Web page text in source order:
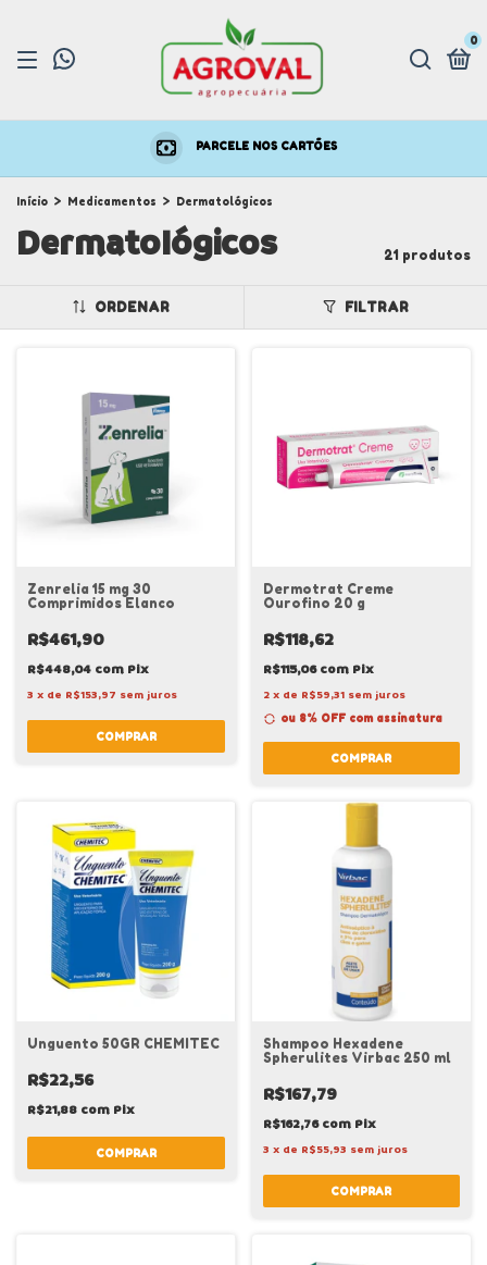
0
PARCELE NOS CARTÕES
Início > Medicamentos > Dermatológicos
Dermatológicos 21 produtos
ORDENAR FILTRAR
Zenrelia 15 mg 30
Comprimidos Elanco
R$461,90
R$448,04 com Pix
3 x de R$153,97 sem juros
Dermotrat Creme
Ourofino 20 g
R$118,62
R$115,06com Pix
2 x de R$59,31 sem juros
ou 8% OFF com assinatura
COMPRAR
Unguento 50GR CHEMITEC
R$22,56
R$21,88 com Pix
Shampoo Hexadene
Spherulites Virbac 250 ml
R$167,79
R$162,76com Pix
3 x de R$55,93 sem juros